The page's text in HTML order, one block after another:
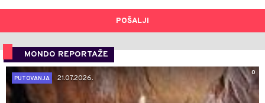
POŠALJI
MONDO REPORTAŽE
0
PUTOVANJA
21.07.2026.